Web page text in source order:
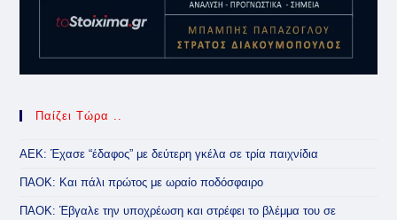
Παίζει Τώρα ..
ΑΕΚ: Έχασε “έδαφος” με δεύτερη γκέλα σε τρία παιχνίδια
ΠΑΟΚ: Και πάλι πρώτος με ωραίο ποδόσφαιρο
ΠΑΟΚ: Έβγαλε την υποχρέωση και στρέφει το βλέμμα του σε